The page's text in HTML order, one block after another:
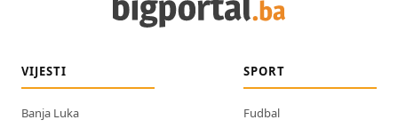
VIJESTI
Banja Luka
SPORT
Fudbal